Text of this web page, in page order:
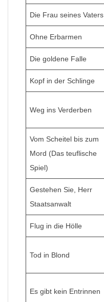
Die Frau seines Vaters
Ohne Erbarmen
Die goldene Falle
Kopf in der Schlinge
Weg ins Verderben
Vom Scheitel bis zum
Mord (Das teuflische
Spiel)
Gestehen Sie, Herr
Staatsanwalt
Flug in die Hölle
Tod in Blond
Es gibt kein Entrinnen